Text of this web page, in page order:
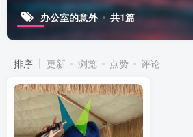
办公室的意外 共1篇
排序 更新 浏览 点赞 评论